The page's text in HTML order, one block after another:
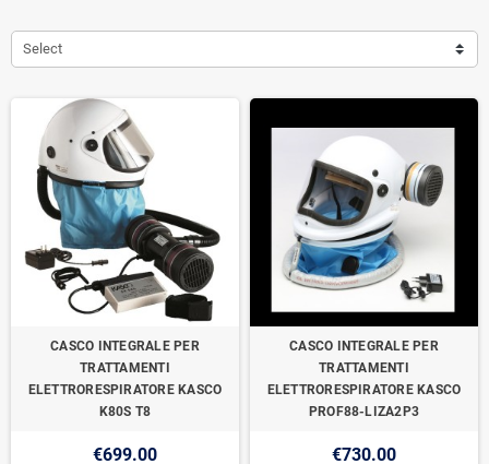
Select
CASCO INTEGRALE PER
TRATTAMENTI
ELETTRORESPIRATORE KASCO
K80S T8
€699.00
CASCO INTEGRALE PER
TRATTAMENTI
ELETTRORESPIRATORE KASCO
PROF88-LIZA2P3
€730.00